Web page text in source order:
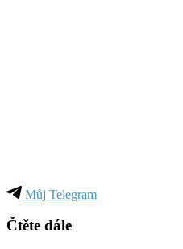
Můj Telegram
Čtěte dále